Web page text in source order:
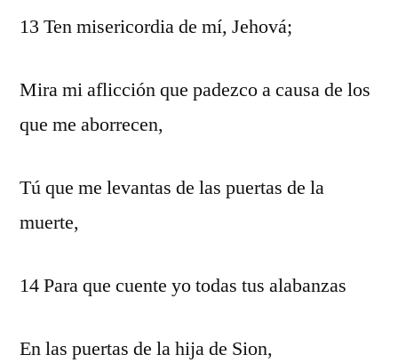
13 Ten misericordia de mí, Jehová;
Mira mi aflicción que padezco a causa de los
que me aborrecen,
Tú que me levantas de las puertas de la
muerte,
14 Para que cuente yo todas tus alabanzas
En las puertas de la hija de Sion,